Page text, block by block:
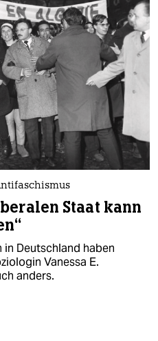
Staat kann
Deutschland haben
Vanessa E.
anders.